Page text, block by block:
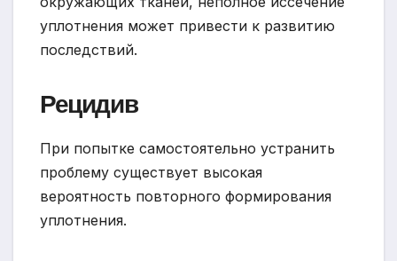
уплотнения может привести к развитию
последствий.
Рецидив
При попытке самостоятельно устранить
проблему существует высокая
вероятность повторного формирования
уплотнения.